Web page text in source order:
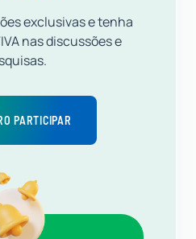
exclusivas e tenha
nas discussões e
PARTICIPAR